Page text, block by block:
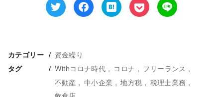
カテゴリー 資金繰り
タグ Withコロナ時代 コロナ
フリーランス
不動産
中小企業 地方税
税理士業務